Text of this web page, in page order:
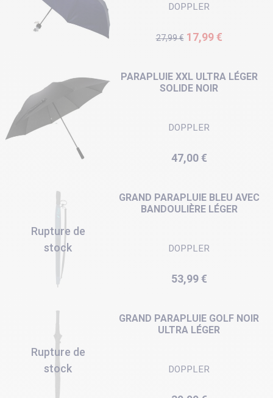
DOPPLER
Prix de base
27,99 € Prix
17,99 €
PARAPLUIE XXL ULTRA LÉGER
SOLIDE NOIR
DOPPLER
Prix
47,00 €
Rupture de
stock
GRAND PARAPLUIE BLEU AVEC
BANDOULIÈRE LÉGER
DOPPLER
Prix
53,99 €
Rupture de
stock
GRAND PARAPLUIE GOLF NOIR
ULTRA LÉGER
DOPPLER